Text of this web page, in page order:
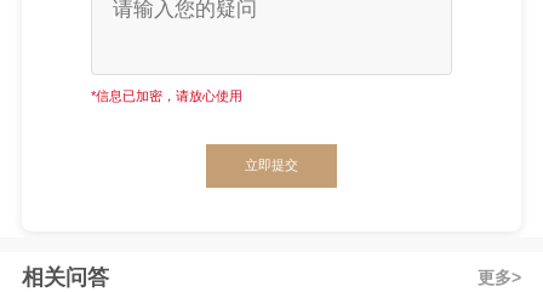
*信息已加密，请放心使用
立即提交
相关问答 更多